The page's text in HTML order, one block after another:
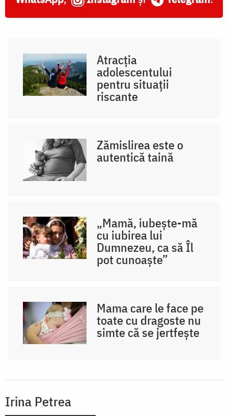
Atracția
adolescentului
pentru situații
riscante
Zămislirea este o
autentică taină
„Mamă, iubește-mă
cu iubirea lui
Dumnezeu, ca să Îl
pot cunoaște”
Mama care le face pe
toate cu dragoste nu
simte că se jertfește
Irina Petrea